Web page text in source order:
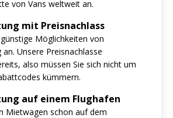
von Vans weltweit an.
mit Preisnachlass
Möglichkeiten von
Unsere Preisnachlasse
also müssen Sie sich nicht um
kümmern.
auf einem Flughafen
Mietwagen schon auf dem